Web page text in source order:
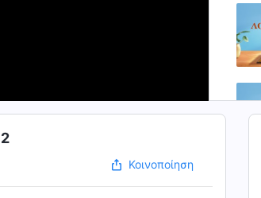
Κοινοποίηση